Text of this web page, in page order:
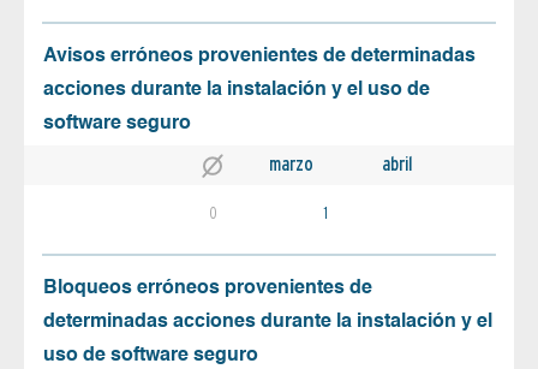
Avisos erróneos provenientes de determinadas
acciones durante la instalación y el uso de
software seguro
marzo abril
0 1
Bloqueos erróneos provenientes de
determinadas acciones durante la instalación y el
uso de software seguro